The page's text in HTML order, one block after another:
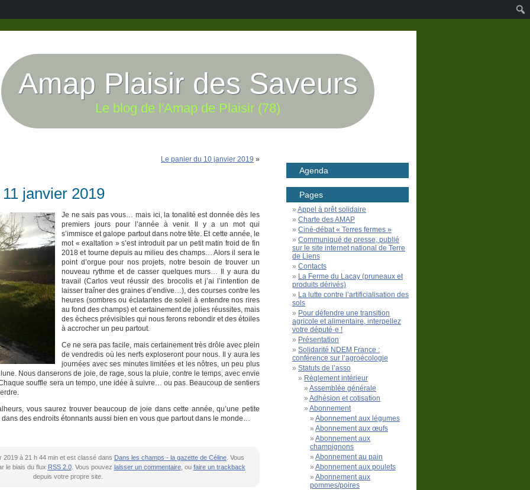
Amap Plaisir des Saveurs
Le blog de l'Amap de Plaisir (78)
Le panier du 10 janvier 2019 »
janvier 2019
Je ne sais pas vous… mais ici, la tonalité est donnée dès les
premiers jours pour l’année à venir. Il y a un mot qui
s’immisce et galope partout dans notre tête. Et cette année, le
mot « exaltation » s’est introduit par un petit matin froid de fin
2018 et tourne depuis au milieu des champs… Alors il sera le
point d’orgue pour nos projets, notre besoin de trouver un
nouveau rythme et de casser quelques murs… Il y aura du
travail (Carlos veut réussir des brocolis et j’ai l’intention de
laisser traîner des graines d’endive…), des courses contre les
heures (sombres ou éclatantes de soleil à entendre nos rires
au fond des champs) et certainement de jolies réussites, mais
des échecs prévisibles qui nous ferons rebondir et des étoiles
à accrocher un peu partout.
Ce ne sera pas facile, mais certainement très drôle avec plein
de vendredis où les nerfs exploseront pour nous. Il y aura les
journées avec ses minutes limitées et les nôtres, un peu plus
Nous danserons de joie, de rage, sous la pluie, contre le temps, avec envie
souffle sera un tempo, une idée à suivre… ou pas. Beaucoup de sentiers
vous saurez trouver beaucoup de joie dans cette année, qu’une petite
des endroits étonnants aussi bien en vous que partout dans le monde…
2019 à 21 h 44 min et est classé dans Dans les champs - la gazette de Céline . Vous
le biais du flux RSS 2.0. Vous pouvez laisser un commentaire, ou faire un trackback
depuis votre propre site.
Agenda
Pages
Appel à prêt solidaire
Charte des AMAP
Ciné-débat « Terres fermes »
Communiqué de presse, publié
sur le site internet national de Terre
de Liens
Contacts
La Ferme du Lacay (pruneaux et
produits dérivés)
La lutte contre l’artificialisation des
sols
Pour défendre une transition
agricole et alimentaire, interpellez
votre député·e !
Présentation
Solidarité NDEM France :
conférence sur l’agroécologie
Statuts de l’asso
Règlement intérieur
Assemblée générale
Adhésion et cotisation
Abonnement
Abonnement aux légumes
Abonnement aux œufs
Abonnement aux
champignons
Abonnement au pain
Abonnement aux poulets
Abonnement aux
pommes/poires